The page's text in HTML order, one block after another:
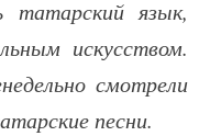
татарский язык,
искусством.
смотрели
песни.